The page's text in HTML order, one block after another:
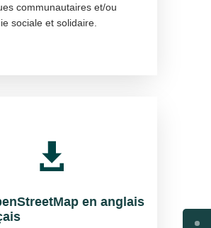
communautaires et/ou
sociale et solidaire.

en anglais